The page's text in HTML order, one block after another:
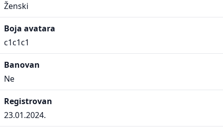
Ženski
Boja avatara
c1c1c1
Banovan
Ne
Registrovan
23.01.2024.